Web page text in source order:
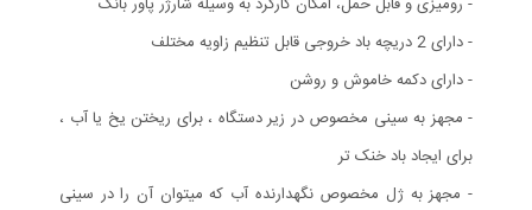
- دارای 2 دریچه باد خروجی قابل تنظیم زاویه مختلف
- دارای دکمه خاموش و روشن
- مجهز به سینی مخصوص در زیر دستگاه ، برای ریختن یخ یا آب ،
برای ایجاد باد خنک تر
- مجهز به ژل مخصوص نگهدارنده آب که میتوان آن را در سینی